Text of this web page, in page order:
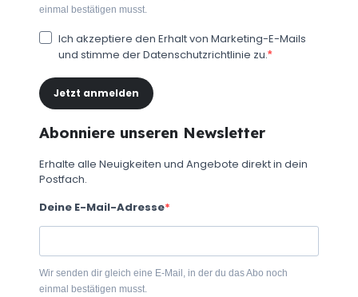
einmal bestätigen musst.
Ich akzeptiere den Erhalt von Marketing-E-Mails
und stimme der Datenschutzrichtlinie zu.
Jetzt anmelden
Abonniere unseren Newsletter
Erhalte alle Neuigkeiten und Angebote direkt in dein
Postfach.
Deine E-Mail-Adresse
Wir senden dir gleich eine E-Mail, in der du das Abo noch
einmal bestätigen musst.